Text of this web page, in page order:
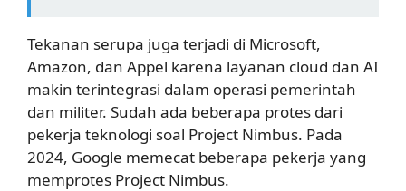
Tekanan serupa juga terjadi di Microsoft,
Amazon, dan Appel karena layanan cloud dan AI
makin terintegrasi dalam operasi pemerintah
dan militer. Sudah ada beberapa protes dari
pekerja teknologi soal Project Nimbus. Pada
2024, Google memecat beberapa pekerja yang
memprotes Project Nimbus.